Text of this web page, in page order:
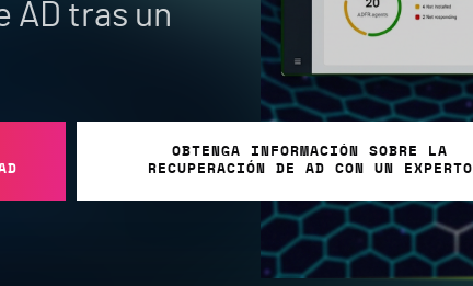
AD tras un
OBTENGA INFORMACIÓN SOBRE LA
RECUPERACIÓN DE AD CON UN EXPERTO